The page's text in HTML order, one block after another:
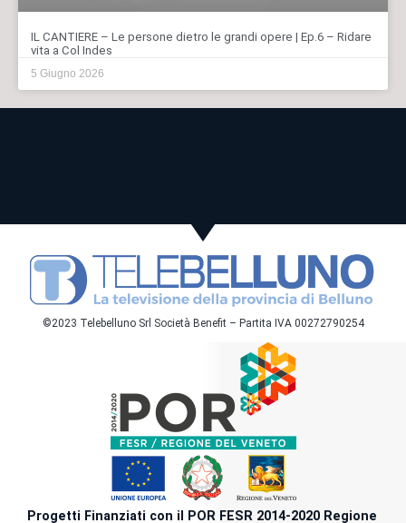
IL CANTIERE – Le persone dietro le grandi opere | Ep.6 – Ridare
vita a Col Indes
5 Giugno 2026
©2023 Telebelluno Srl Società Benefit – Partita IVA 00272790254
Progetti Finanziati con il POR FESR 2014-2020 Regione